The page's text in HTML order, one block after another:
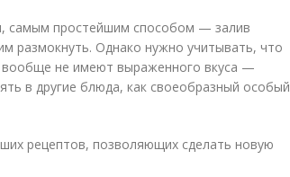
самым простейшим способом — залив
размокнуть. Однако нужно учитывать, что
не имеют выраженного вкуса —
в другие блюда, как своеобразный особый
рецептов, позволяющих сделать новую